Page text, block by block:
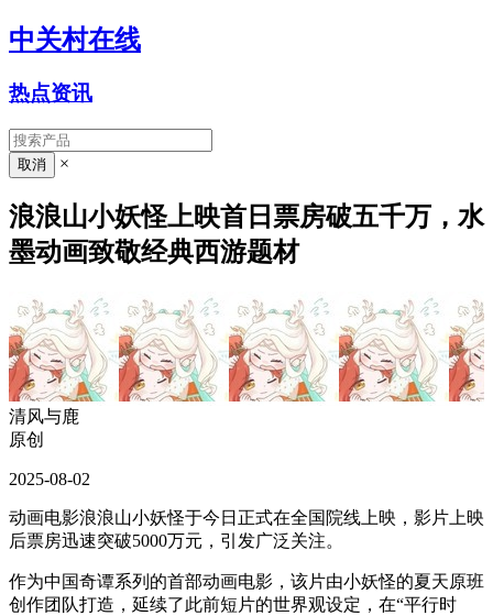
中关村在线
热点资讯
×
浪浪山小妖怪上映首日票房破五千万，水
墨动画致敬经典西游题材
清风与鹿
原创
2025-08-02
动画电影浪浪山小妖怪于今日正式在全国院线上映，影片上映
后票房迅速突破5000万元，引发广泛关注。
作为中国奇谭系列的首部动画电影，该片由小妖怪的夏天原班
创作团队打造，延续了此前短片的世界观设定，在“平行时